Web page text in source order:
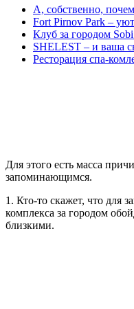
А, собственно,
Fort Pirnov Park –
Клуб за городом
SHELEST – и ваша
Ресторация спа-
Для этого есть масса
запоминающимся.
1. Кто-то скажет, что для
комплекса за городом
близкими.